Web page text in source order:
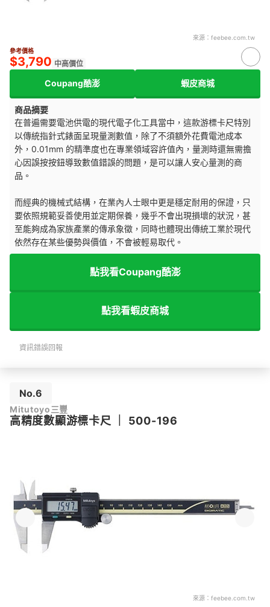
來源： feebee.com.tw
參考價格
$3,790 中高價位
Coupang酷澎 蝦皮商城
商品摘要
在普遍需要電池供電的現代電子化工具當中，這款游標卡尺特別
以傳統指針式錶面呈現量測數值，除了不須額外花費電池成本
外，0.01mm 的精準度也在專業領域容許值內，量測時還無需擔
心因誤按按鈕導致數值錯誤的問題，是可以讓人安心量測的商
品。
而經典的機械式結構，在業內人士眼中更是穩定耐用的保證，只
要依照規範妥善使用並定期保養，幾乎不會出現損壞的狀況，甚
至能夠成為家族產業的傳承象徵，同時也體現出傳統工業於現代
依然存在某些優勢與價值，不會被輕易取代。
點我看Coupang酷澎
點我看蝦皮商城
資訊錯誤回報
No.6
Mitutoyo三豐
高精度數顯游標卡尺｜ 500-196
來源： feebee.com.tw